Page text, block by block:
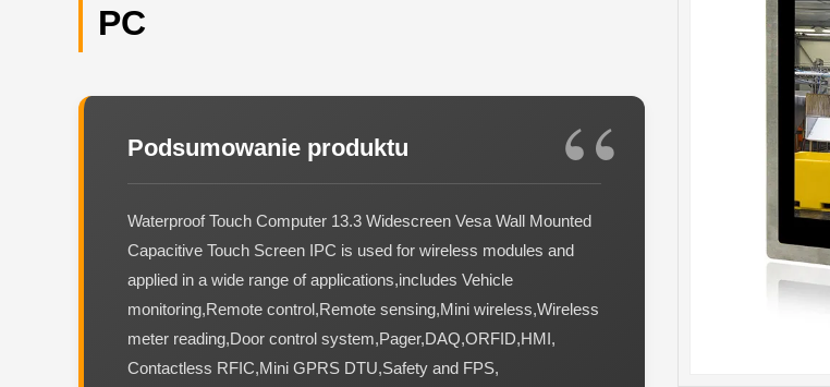
PC
Podsumowanie produktu
Waterproof Touch Computer 13.3 Widescreen Vesa Wall Mounted
Capacitive Touch Screen IPC is used for wireless modules and
applied in a wide range of applications,includes Vehicle
monitoring,Remote control,Remote sensing,Mini wireless,Wireless
meter reading,Door control system,Pager,DAQ,ORFID,HMI,
Contactless RFIC,Mini GPRS DTU,Safety and FPS,